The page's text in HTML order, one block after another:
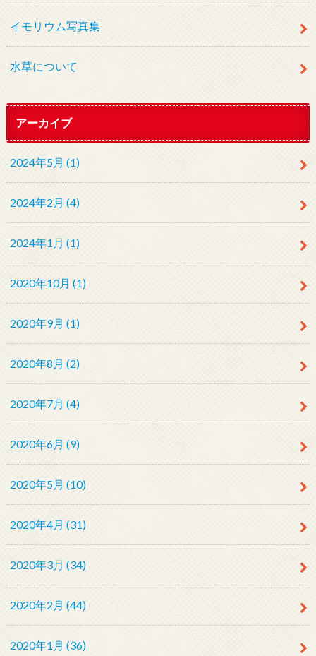
イモリウム写真集
水草について
アーカイブ
2024年5月 (1)
2024年2月 (4)
2024年1月 (1)
2020年10月 (1)
2020年9月 (1)
2020年8月 (2)
2020年7月 (4)
2020年6月 (9)
2020年5月 (10)
2020年4月 (31)
2020年3月 (34)
2020年2月 (44)
2020年1月 (36)